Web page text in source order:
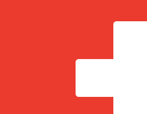
comportano commissioni più
con le banche